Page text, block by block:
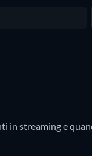
in streaming e